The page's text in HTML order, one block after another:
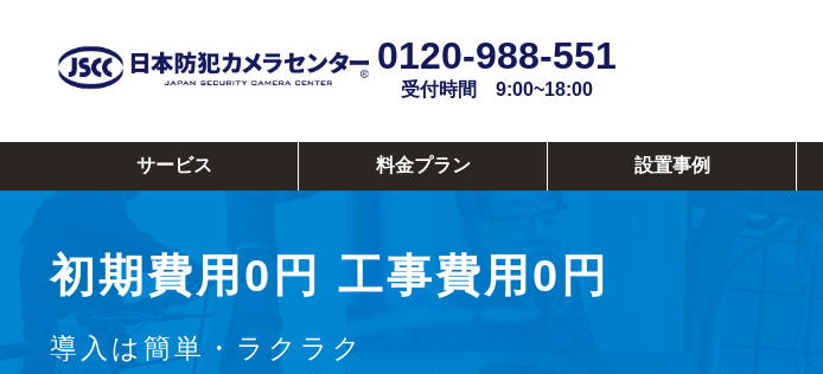
0120-988-551
受付時間 9:00~18:00
サービス 料金プラン 設置事例
初期費用0円 工事費用0円
導入は簡単・ラクラク